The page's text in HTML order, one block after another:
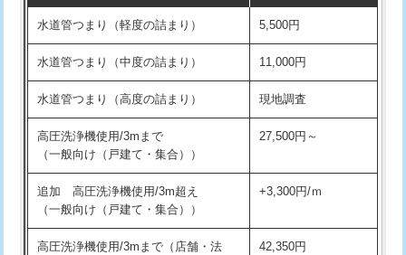
洗面台設置 38,500円
化粧台設置 22,000円
追加人工 16,500円
廃棄・処分 現場見積
※給水管工事は20mmまでの価格です。
交換・取付(排水栓・排水トラップ
22,000円+材料費
持込商品取付（混合水栓）
持込商品取付（浄水器・分岐水栓） 16,500円
水道管つまり（軽度の詰まり） 5,500円
水道管つまり（中度の詰まり） 11,000円
水道管つまり（高度の詰まり） 現地調査
高圧洗浄機使用/3mまで
（一般向け（戸建て・集合））
27,500円～
追加 高圧洗浄機使用/3m超え
（一般向け（戸建て・集合））
+3,300円/ｍ
高圧洗浄機使用/3mまで（店舗・法
42,350円